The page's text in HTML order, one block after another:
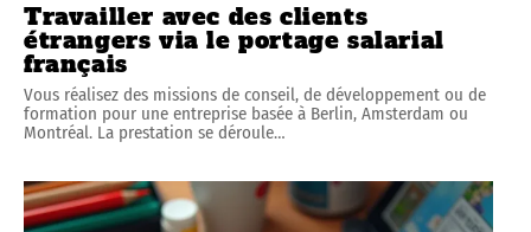
Travailler avec des clients
étrangers via le portage salarial
français
Vous réalisez des missions de conseil, de développement ou de
formation pour une entreprise basée à Berlin, Amsterdam ou
Montréal. La prestation se déroule…